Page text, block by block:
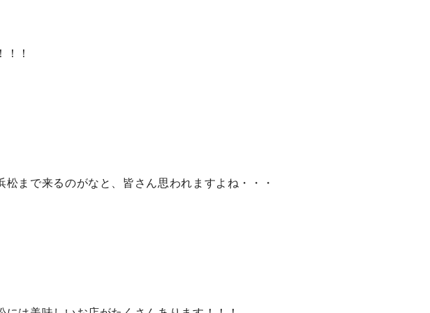
！
松まで来るのがなと、皆さん思われますよね・・・